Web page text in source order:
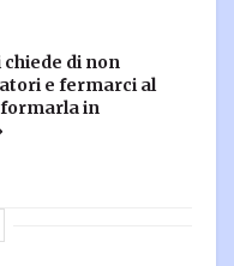
di non
e fermarci al
in